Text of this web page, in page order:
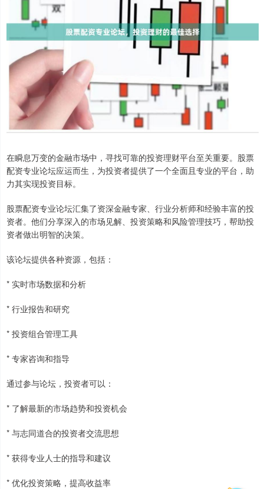
在瞬息万变的金融市场中，寻找可靠的投资理财平台至关重要。股票
配资专业论坛应运而生，为投资者提供了一个全面且专业的平台，助
力其实现投资目标。
股票配资专业论坛汇集了资深金融专家、行业分析师和经验丰富的投
资者。他们分享深入的市场见解、投资策略和风险管理技巧，帮助投
资者做出明智的决策。
该论坛提供各种资源，包括：
* 实时市场数据和分析
* 行业报告和研究
* 投资组合管理工具
* 专家咨询和指导
通过参与论坛，投资者可以：
* 了解最新的市场趋势和投资机会
* 与志同道合的投资者交流思想
* 获得专业人士的指导和建议
* 优化投资策略，提高收益率